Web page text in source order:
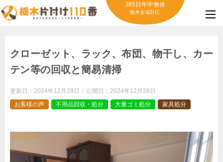
365日年中無休
栃木全域対応
クローゼット、ラック、布団、物干し、カー
テン等の回収と簡易清掃
更新日： 2024年12月29日 公開日： 2024年12月28日
お客様の声
不用品回収・処分 大量ゴミ処分 家具処分